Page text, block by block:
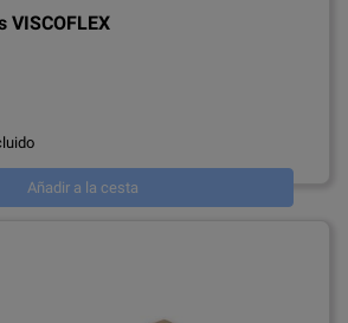
VISCOFLEX
Añadir a la cesta